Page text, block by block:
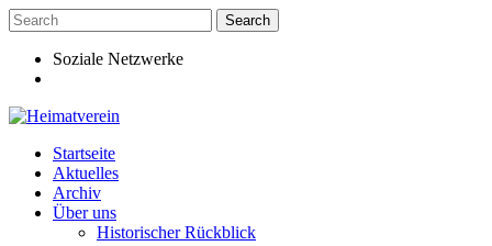
Skip
to
contentSoziale Netzwerke
Startseite
Aktuelles
Archiv
Über uns
Historischer Rückblick